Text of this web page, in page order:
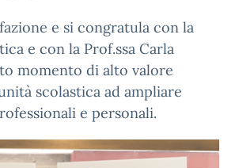
e si congratula con la
e con la Prof.ssa Carla
momento di alto valore
scolastica ad ampliare
e personali.